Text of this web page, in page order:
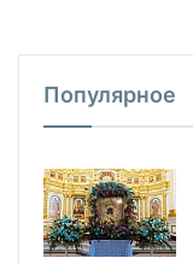
Популярное